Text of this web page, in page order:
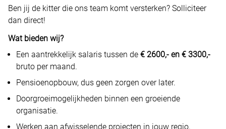
Ben jij de kitter die ons team komt versterken? Solliciteer
dan direct!
Wat bieden wij?
Een aantrekkelijk salaris tussen de € 2600,- en € 3300,-
bruto per maand.
Pensioenopbouw, dus geen zorgen over later.
Doorgroeimogelijkheden binnen een groeiende
organisatie.
Werken aan afwisselende projecten in jouw regio.